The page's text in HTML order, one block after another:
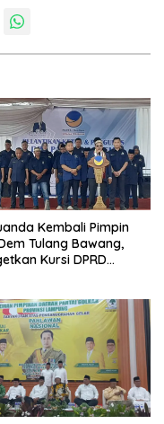
Kembali Pimpin
Tulang Bawang,
Kursi DPRD